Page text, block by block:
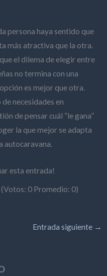
persona haya sentido que
más atractiva que la otra.
el dilema de elegir entre
no termina con una
es mejor que otra.
necesidades en
de pensar cuál “le gana”
la que mejor se adapta
autocaravana.
esta entrada!
(Votos: 0 Promedio: 0)
Entrada siguiente →